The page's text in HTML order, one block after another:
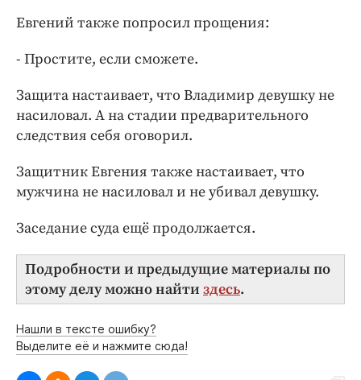
Евгений также попросил прощения:
- Простите, если сможете.
Защита настаивает, что Владимир девушку не
насиловал. А на стадии предварительного
следствия себя оговорил.
Защитник Евгения также настаивает, что
мужчина не насиловал и не убивал девушку.
Заседание суда ещё продолжается.
Подробности и предыдущие материалы по
этому делу можно найти здесь.
Нашли в тексте ошибку?
Выделите её и нажмите сюда!